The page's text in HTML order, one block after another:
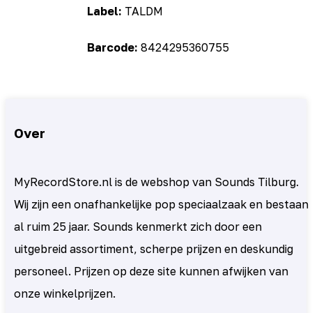
Label: TALDM
Barcode: 8424295360755
Over
MyRecordStore.nl is de webshop van Sounds Tilburg.
Wij zijn een onafhankelijke pop speciaalzaak en bestaan
al ruim 25 jaar. Sounds kenmerkt zich door een
uitgebreid assortiment, scherpe prijzen en deskundig
personeel. Prijzen op deze site kunnen afwijken van
onze winkelprijzen.